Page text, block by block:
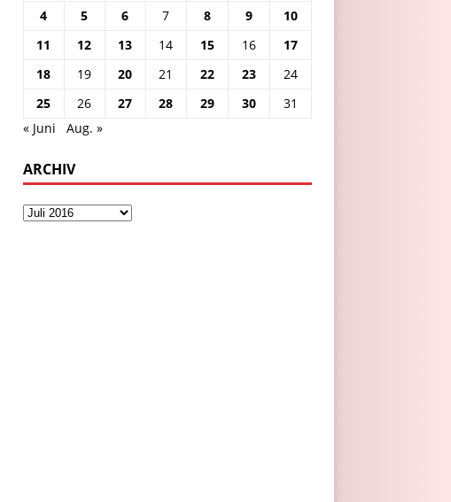
4
5 6 7 8 9
10
11
12 13 14 15 16
17
18
19 20 21 22 23
24
25
26 27 28 29 30
31
« Juni
Aug. »
ARCHIV